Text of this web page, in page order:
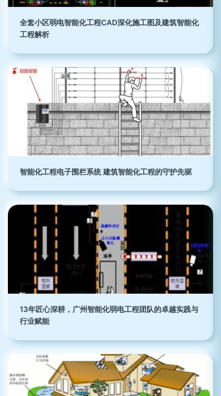
全套小区弱电智能化工程CAD深化施工图及建筑智能化
工程解析
智能化工程电子围栏系统 建筑智能化工程的守护先驱
13年匠心深耕，广州智能化弱电工程团队的卓越实践与
行业赋能